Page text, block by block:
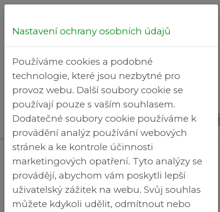
Hledej...
Brezineves.cz >
události
Rekreační
areál
Detail události
PŘISTAVENÍ KONTEJNERU NA BIOODPAD
27.06.2026 - 13 - 16 hodin
U Parku
Vážení spoluobčané, v naší městské části
Nastavení ochrany osobních údajů
Používáme cookies a podobné
technologie, které jsou nezbytné pro
provoz webu. Další soubory cookie se
používají pouze s vaším souhlasem.
Dodatečné soubory cookie používáme k
provádění analýz používání webových
stránek a ke kontrole účinnosti
marketingových opatření. Tyto analýzy se
provádějí, abychom vám poskytli lepší
uživatelský zážitek na webu. Svůj souhlas
můžete kdykoli udělit, odmítnout nebo